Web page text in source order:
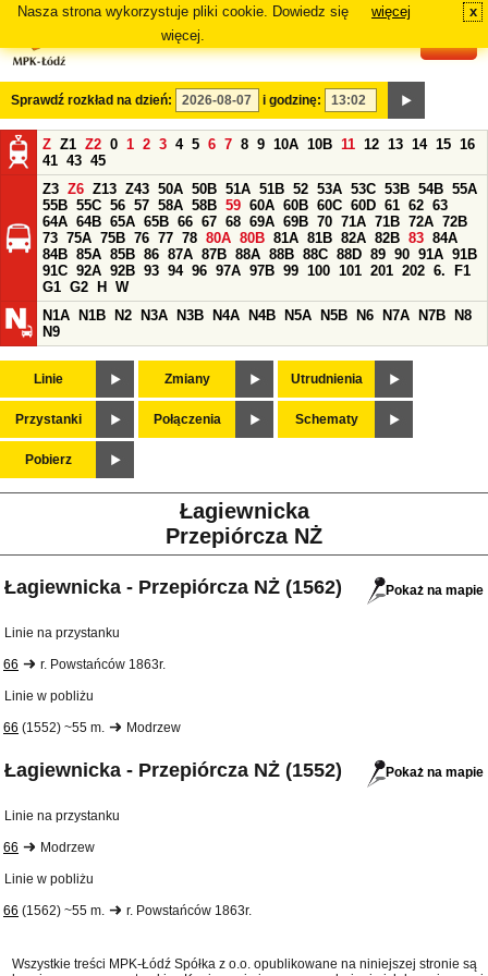
Nasza strona wykorzystuje pliki cookie. Dowiedz się
więcej.
więcej x
Sprawdź rozkład na dzień: i godzinę:
Z Z1 Z2 0 1 2 3 4 5 6 7 8 9 10A 10B 11 12 13 14 15 16
41 43 45
Z3 Z6 Z13 Z43 50A 50B 51A 51B 52 53A 53C 53B 54B 55A
55B 55C 56 57 58A 58B 59 60A 60B 60C 60D 61 62 63
64A 64B 65A 65B 66 67 68 69A 69B 70 71A 71B 72A 72B
73 75A 75B 76 77 78 80A 80B 81A 81B 82A 82B 83 84A
84B 85A 85B 86 87A 87B 88A 88B 88C 88D 89 90 91A 91B
91C 92A 92B 93 94 96 97A 97B 99 100 101 201 202 6.
F1
G1 G2 H
W
N1A
N1B N2 N3A N3B N4A N4B N5A N5B N6 N7A N7B
N8
N9
Linie Zmiany Utrudnienia
Przystanki Połączenia Schematy
Pobierz
Łagiewnicka
Przepiórcza NŻ
Łagiewnicka - Przepiórcza NŻ (1562) Pokaż na mapie
Linie na przystanku
66 r. Powstańców 1863r.
Linie w pobliżu
66 (1552) ~55 m. Modrzew
Łagiewnicka - Przepiórcza NŻ (1552) Pokaż na mapie
Linie na przystanku
66 Modrzew
Linie w pobliżu
66 (1562) ~55 m. r. Powstańców 1863r.
Wszystkie treści MPK-Łódź Spółka z o.o. opublikowane na niniejszej stronie są